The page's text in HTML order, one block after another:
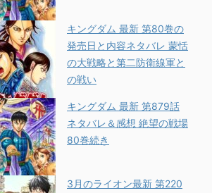
キングダム 最新 第80巻の
発売日と内容ネタバレ 蒙恬
の大戦略と第二防衛線軍と
の戦い
キングダム 最新 第879話
ネタバレ＆感想 絶望の戦場
80巻続き
3月のライオン最新 第220